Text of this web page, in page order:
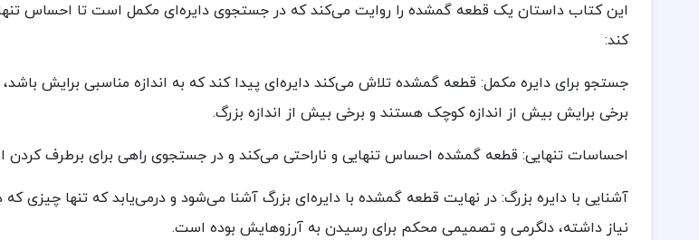
این کتاب داستان یک قطعه گمشده را روایت می‌کند که در جستجوی دایره‌ای مکمل است تا احساس
کند:
جستجو برای دایره مکمل: قطعه گمشده تلاش می‌کند دایره‌ای پیدا کند که به اندازه مناسبی برایش
برخی برایش بیش از اندازه کوچک هستند و برخی بیش از اندازه بزرگ.
احساسات تنهایی: قطعه گمشده احساس تنهایی و ناراحتی می‌کند و در جستجوی راهی برای برطرف
آشنایی با دایره بزرگ: در نهایت قطعه گمشده با دایره‌ای بزرگ آشنا می‌شود و درمی‌یابد که تنها چیزی
نیاز داشته، دلگرمی و تصمیمی محکم برای رسیدن به آرزوهایش بوده است.